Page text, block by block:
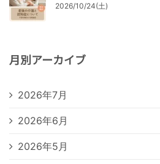
2026/10/24(土)
月別アーカイブ
2026年7月
2026年6月
2026年5月